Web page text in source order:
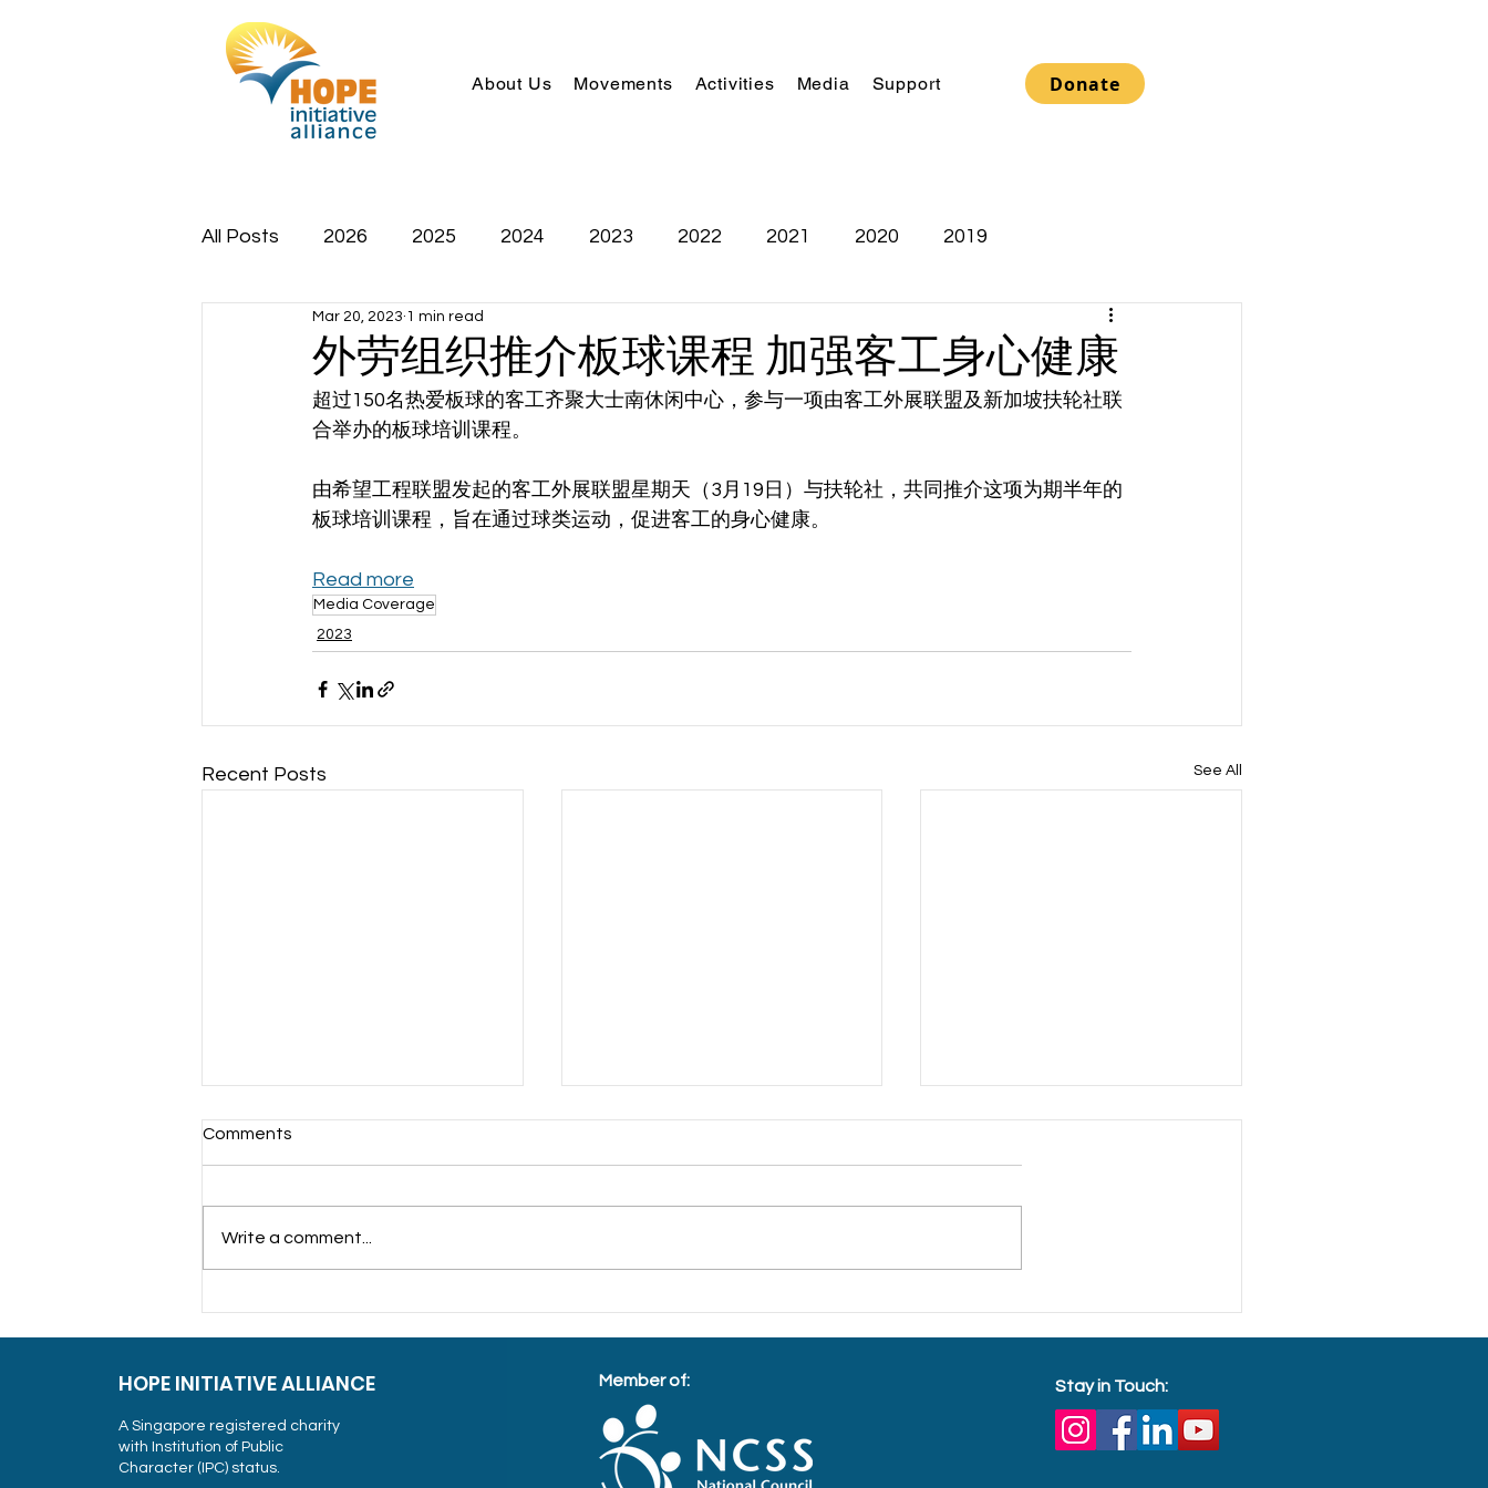
About Us Movements Activities Media Support Donate
All Posts 2026 2025 2024 2023 2022 2021 2020 2019
外劳组织推介板球课程 加强客工身心健康
Mar 20, 2023 1 min read
超过150名热爱板球的客工齐聚大士南休闲中心，参与一项由客工外展联盟及新加坡扶轮社联
合举办的板球培训课程。
由希望工程联盟发起的客工外展联盟星期天（3月19日）与扶轮社，共同推介这项为期半年的
板球培训课程，旨在通过球类运动，促进客工的身心健康。
Read more
Media Coverage
2023
Recent Posts See All
Ramakrishna Mission,
penghantar makanan
Comments
Write a comment...
HOPE INITIATIVE ALLIANCE
A Singapore registered charity
with Institution of Public
Character (IPC) status.
Member of: Stay in Touch: